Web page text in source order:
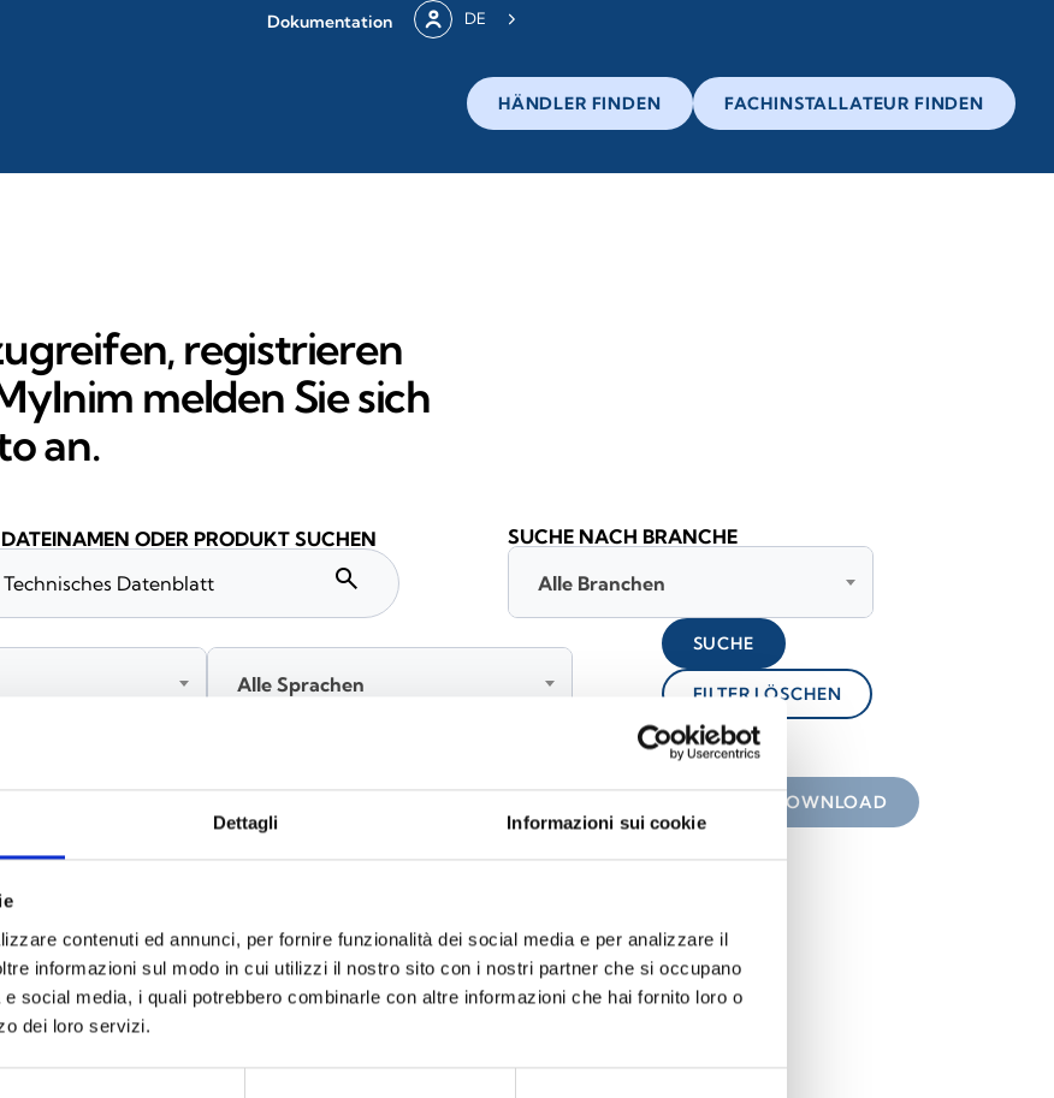
Dettagli Informazioni sui cookie
contenuti ed annunci, per fornire funzionalità dei social media e per analizzare il
informazioni sul modo in cui utilizzi il nostro sito con i nostri partner che si occupano
social media, i quali potrebbero combinarle con altre informazioni che hai fornito loro o
dei loro servizi.
Dokumentation DE
HÄNDLER FINDEN FACHINSTALLATEUR FINDEN
registrieren
melden Sie sich
an.
DOWNLOAD
ODER PRODUKT SUCHEN
search
SUCHE NACH BRANCHE
Alle Branchen
Alle Sprachen
SUCHE
FILTER LÖSCHEN